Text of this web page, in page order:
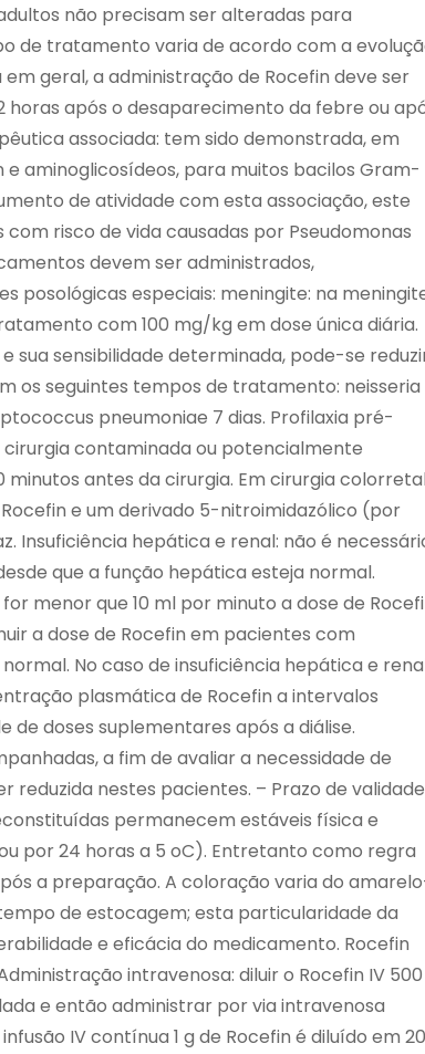
não precisam ser alteradas para
de tratamento varia de acordo com a
geral, a administração de Rocefin deve ser
após o desaparecimento da febre ou
associada: tem sido demonstrada, em
aminoglicosídeos, para muitos bacilos Gram-
de atividade com esta associação, este
risco de vida causadas por Pseudomonas
devem ser administrados,
posológicas especiais: meningite: na
com 100 mg/kg em dose única diária.
sua sensibilidade determinada, pode-se
os seguintes tempos de tratamento: neisseria
pneumoniae 7 dias. Profilaxia pré-
contaminada ou potencialmente
minutos antes da cirurgia. Em cirurgia
e um derivado 5-nitroimidazólico (por
Insuficiência hepática e renal: não é
que a função hepática esteja normal.
menor que 10 ml por minuto a dose de
a dose de Rocefin em pacientes com
No caso de insuficiência hepática e
plasmática de Rocefin a intervalos
de doses suplementares após a diálise.
a fim de avaliar a necessidade de
reduzida nestes pacientes. – Prazo de
permanecem estáveis física e
por 24 horas a 5 oC). Entretanto como regra
a preparação. A coloração varia do
de estocagem; esta particularidade da
e eficácia do medicamento. Rocefin
intravenosa: diluir o Rocefin IV 500
e então administrar por via intravenosa
IV contínua 1 g de Rocefin é diluído em 20